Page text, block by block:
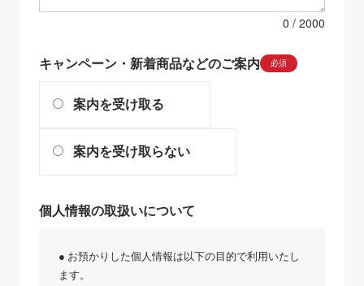
0
キャンペーン・新着商品などのご案内 必須
案内を受け取る
案内を受け取らない
個人情報の取扱いについて
● お預かりした個人情報は以下の目的で利用いたし
ます。